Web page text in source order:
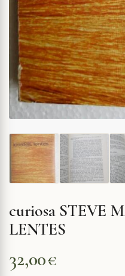
curiosa STEVE
LENTES
32,00€